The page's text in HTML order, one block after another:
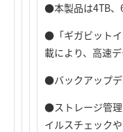
●本製品は4TB、
●「ギガビットイ
載により、高速デ
●バックアップデ
●ストレージ管理
イルスチェック